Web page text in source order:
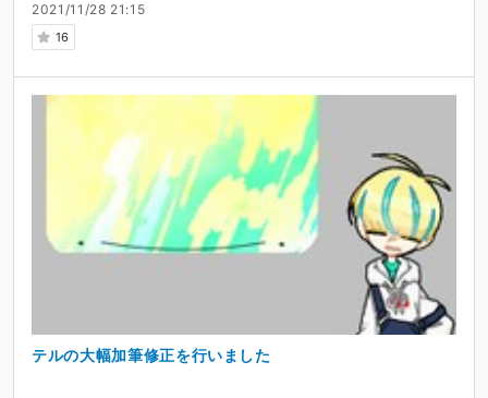
2021/11/28 21:15
16
テルの大幅加筆修正を行いました